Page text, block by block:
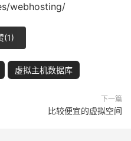
webhosting/
(1)
虚拟主机数据库
下一篇
比较便宜的虚拟空间